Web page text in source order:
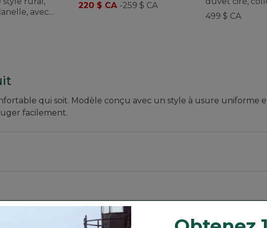
avec
pour femmes
220 $ CA -259 $ CA
Upcountry,
499 $ CA
qui soit. Modèle conçu avec un style à usure uniforme
facilement.